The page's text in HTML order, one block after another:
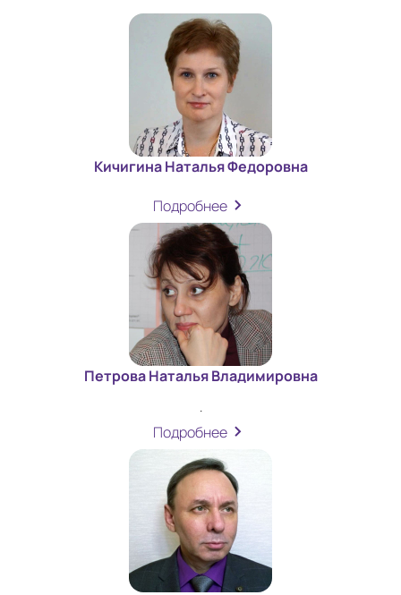
Кичигина Наталья Федоровна
Подробнее
Петрова Наталья Владимировна
.
Подробнее